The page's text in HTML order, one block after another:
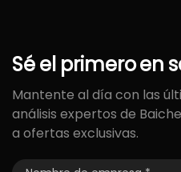
Séel primeroen
Mantente al día con las
análisis expertos de
a ofertas exclusivas.